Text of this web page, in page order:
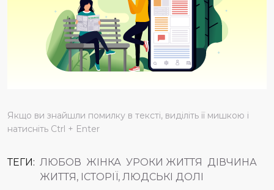
Якщо ви знайшли помилку в тексті, виділіть її мишкою і
натисніть Ctrl + Enter
ТЕГИ: ЛЮБОВ ЖІНКА УРОКИ ЖИТТЯ
ДІВЧИНА
ЖИТТЯ, ІСТОРІЇ, ЛЮДСЬКІ ДОЛІ